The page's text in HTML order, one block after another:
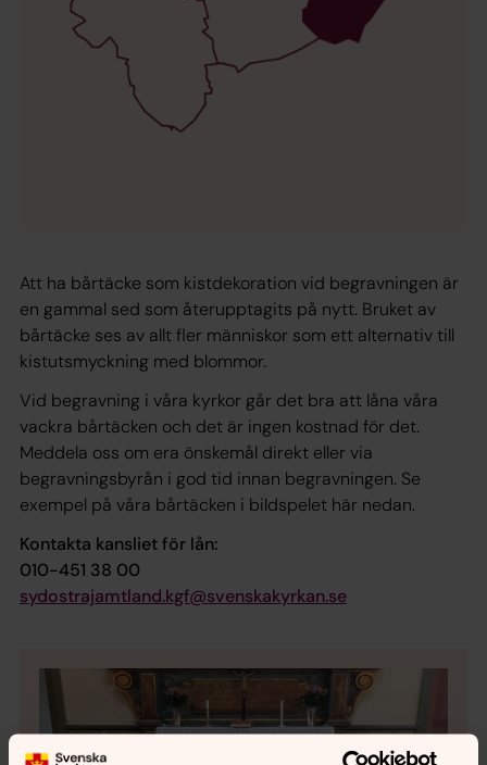
Att ha bårtäcke som kistdekoration vid begravningen är
en gammal sed som återupptagits på nytt. Bruket av
bårtäcke ses av allt fler människor som ett alternativ till
kistutsmyckning med blommor.
Vid begravning i våra kyrkor går det bra att låna våra
vackra bårtäcken och det är ingen kostnad för det.
Meddela oss om era önskemål direkt eller via
begravningsbyrån i god tid innan begravningen. Se
exempel på våra bårtäcken i bildspelet här nedan.
Kontakta kansliet för lån:
010-451 38 00
sydostrajamtland.kgf@svenskakyrkan.se